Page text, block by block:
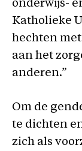
onderwijs-
Katholieke
hechten
aan het
anderen.”
Om de
te dichten
zich als